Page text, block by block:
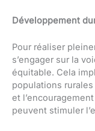
Développement
Pour réaliser
s’engager sur la
équitable. Cela
populations
et
peuvent stimuler